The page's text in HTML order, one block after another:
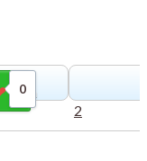
0
Gilla
2